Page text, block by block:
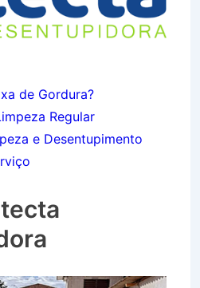
de Gordura?
Regular
e Desentupimento